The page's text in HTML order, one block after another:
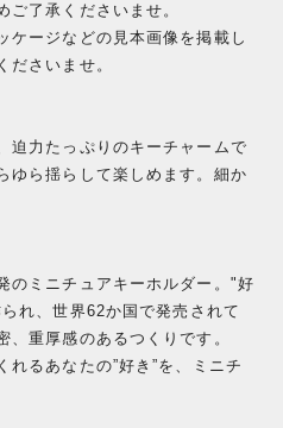
ご了承くださいませ。
ージなどの見本画像を掲載し
ださいませ。
迫力たっぷりのキーチャームで
ゆら揺らして楽しめます。細か
のミニチュアキーホルダー。"好
れ、世界62か国で発売されて
重厚感のあるつくりです。
れるあなたの”好き”を、ミニチ